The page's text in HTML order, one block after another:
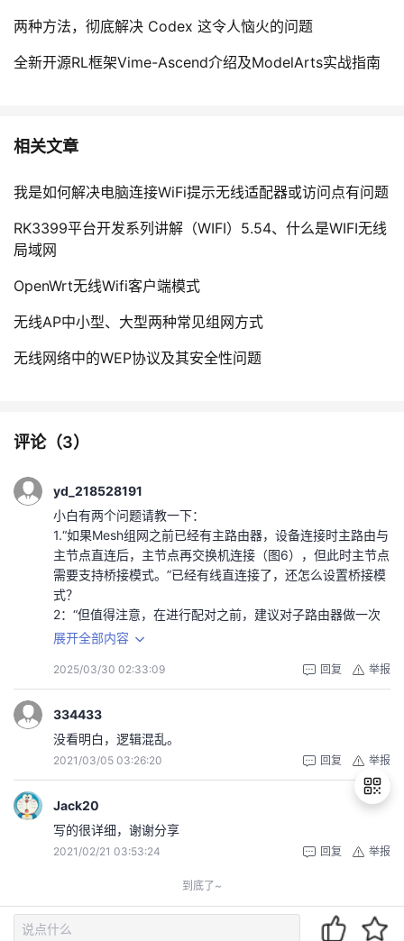
两种方法，彻底解决 Codex 这令人恼火的问题
全新开源RL框架Vime-Ascend介绍及ModelArts实战指南
相关文章
我是如何解决电脑连接WiFi提示无线适配器或访问点有问题
RK3399平台开发系列讲解（WIFI）5.54、什么是WIFI无线
局域网
OpenWrt无线Wifi客户端模式
无线AP中小型、大型两种常见组网方式
无线网络中的WEP协议及其安全性问题
评论（3）
yd_218528191
小白有两个问题请教一下：
1.“如果Mesh组网之前已经有主路由器，设备连接时主路由与
主节点直连后，主节点再交换机连接（图6），但此时主节点
需要支持桥接模式。”已经有线直连接了，还怎么设置桥接模
式？
2：“但值得注意，在进行配对之前，建议对子路由器做一次
恢复出厂设置，而且子路由只需连接电源即可，不要接任何
便。” 图示lan口不是都插着线吗，为什么又说不要接任何网
线。
展开全部内容
2025/03/30 02:33:09 举报
回复
334433
没看明白，逻辑混乱。
2021/03/05 03:26:20 举报
回复
Jack20
写的很详细，谢谢分享
2021/02/21 03:53:24 举报
回复
到底了~